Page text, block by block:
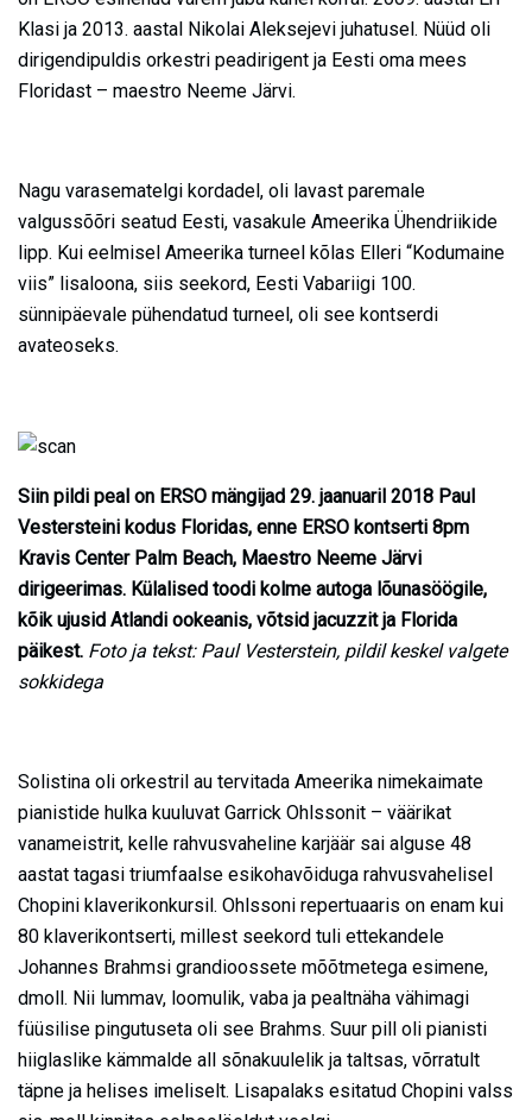
Klasi ja 2013. aastal Nikolai Aleksejevi juhatusel. Nüüd oli
dirigendipuldis orkestri peadirigent ja Eesti oma mees
Floridast – maestro Neeme Järvi.
Nagu varasematelgi kordadel, oli lavast paremale
valgussõõri seatud Eesti, vasakule Ameerika Ühendriikide
lipp. Kui eelmisel Ameerika turneel kõlas Elleri “Kodumaine
viis” lisaloona, siis seekord, Eesti Vabariigi 100.
sünnipäevale pühendatud turneel, oli see kontserdi
avateoseks.
Siin pildi peal on ERSO mängijad 29. jaanuaril 2018 Paul
Vestersteini kodus Floridas, enne ERSO kontserti 8pm
Kravis Center Palm Beach, Maestro Neeme Järvi
dirigeerimas. Külalised toodi kolme autoga lõunasöögile,
kõik ujusid Atlandi ookeanis, võtsid jacuzzit ja Florida
päikest. Foto ja tekst: Paul Vesterstein, pildil keskel valgete
sokkidega
Solistina oli orkestril au tervitada Ameerika nimekaimate
pianistide hulka kuuluvat Garrick Ohlssonit – väärikat
vanameistrit, kelle rahvusvaheline karjäär sai alguse 48
aastat tagasi triumfaalse esikohavõiduga rahvusvahelisel
Chopini klaverikonkursil. Ohlssoni repertuaaris on enam kui
80 klaverikontserti, millest seekord tuli ettekandele
Johannes Brahmsi grandioossete mõõtmetega esimene,
dmoll. Nii lummav, loomulik, vaba ja pealtnäha vähimagi
füüsilise pingutuseta oli see Brahms. Suur pill oli pianisti
hiiglaslike kämmalde all sõnakuulelik ja taltsas, võrratult
täpne ja helises imeliselt. Lisapalaks esitatud Chopini valss